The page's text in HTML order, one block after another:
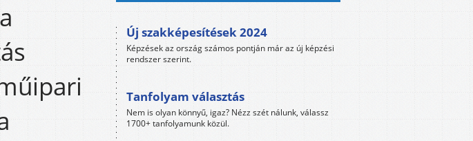
Új szakképesítések 2024
Képzések az ország számos pontján már az új képzési
rendszer szerint.
Tanfolyam választás
Nem is olyan könnyű, igaz? Nézz szét nálunk, válassz
1700+ tanfolyamunk közül.